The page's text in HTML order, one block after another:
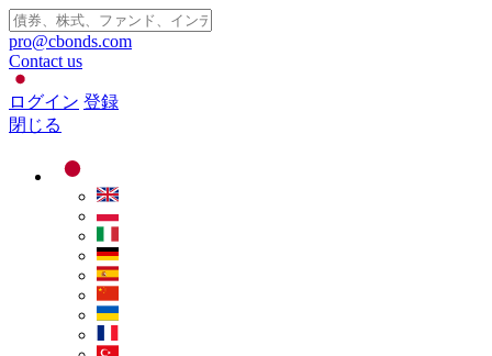
pro@cbonds.com
Contact us
ログイン 登録
閉じる